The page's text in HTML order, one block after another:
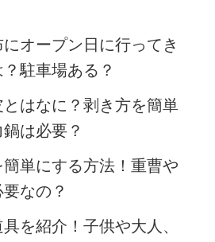
にオープン日に行ってき
駐車場ある？
はなに？剥き方を簡単
は必要？
単にする方法！重曹や
なの？
を紹介！子供や大人、